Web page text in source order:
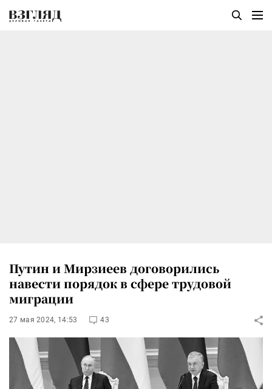
Путин и Мирзиеев договорились
навести порядок в сфере трудовой
миграции
27 мая 2024, 14:53 43